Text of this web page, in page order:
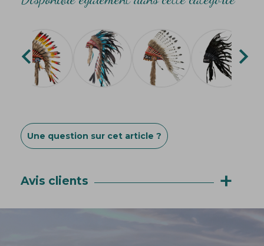
 
Une question sur cet article ?
Avis clients +